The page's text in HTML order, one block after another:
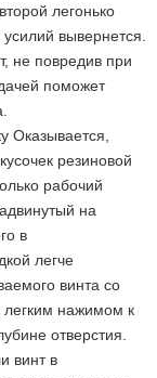
легонько
вывернется.
не повредив при
поможет
Оказывается,
резиновой
рабочий
на
в
легче
винта со
легким нажимом к
отверстия.
винт в